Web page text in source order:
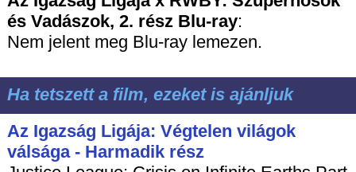
és Vadászok, 2. rész Blu-ray:
Nem jelent meg Blu-ray lemezen.
Ha tetszett a film, ezeket is ajánljuk
Az Igazság Ligája: Végtelen világok
válsága - Harmadik rész